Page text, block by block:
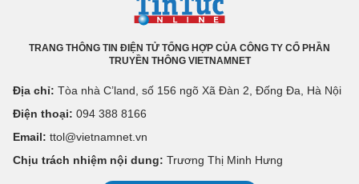
TRANG THÔNG TIN ĐIỆN TỬ TỔNG HỢP CỦA CÔNG TY CỔ PHẦN
TRUYỀN THÔNG VIETNAMNET
Địa chỉ: Tòa nhà C’land, số 156 ngõ Xã Đàn 2, Đống Đa, Hà Nội
Điện thoại: 094 388 8166
Email: ttol@vietnamnet.vn
Chịu trách nhiệm nội dung: Trương Thị Minh Hưng